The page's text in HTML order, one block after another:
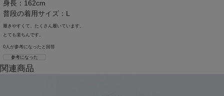
身長：162cm
普段の着用サイズ：L
履きやすくて、たくさん履いています。
とても楽ちんです。
0人が参考になったと回答
参考になった
関連商品